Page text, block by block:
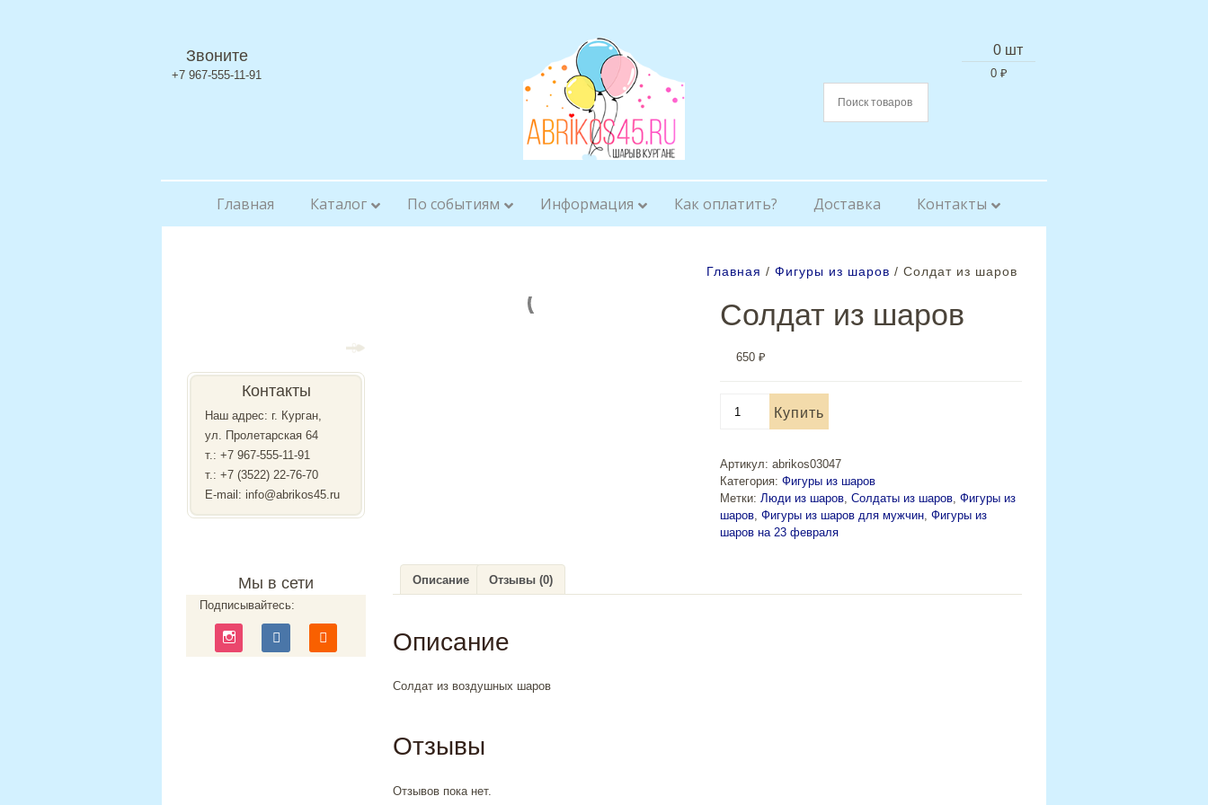
0 шт
0 ₽
Звоните
+7 967-555-11-91
Главная Каталог По событиям Информация Как оплатить? Доставка Контакты
Главная / Фигуры из шаров / Солдат из шаров
Солдат из шаров
650 ₽
товара
шаров
Купить
Артикул: abrikos03047
Категория: Фигуры из шаров
Метки: Люди из шаров, Солдаты из шаров, Фигуры из
шаров, Фигуры из шаров для мужчин, Фигуры из
шаров на 23 февраля
Описание Отзывы (0)
Описание
Солдат из воздушных шаров
Отзывы
Отзывов пока нет.
Контакты
Наш адрес: г. Курган,
ул. Пролетарская 64
т.: +7 967-555-11-91
т.: +7 (3522) 22-76-70
E-mail: info@abrikos45.ru
Мы в сети
Подписывайтесь: